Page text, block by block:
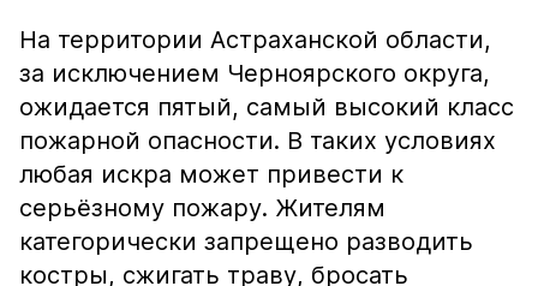
На территории Астраханской области,
за исключением Черноярского округа,
ожидается пятый, самый высокий класс
пожарной опасности. В таких условиях
любая искра может привести к
серьёзному пожару. Жителям
категорически запрещено разводить
костры, сжигать траву, бросать